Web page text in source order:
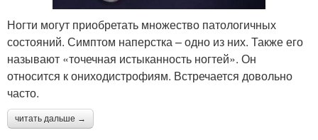
Ногти могут приобретать множество патологичных
состояний. Симптом наперстка – одно из них. Также его
называют «точечная истыканность ногтей». Он
относится к ониходистрофиям. Встречается довольно
часто.
читать дальше →